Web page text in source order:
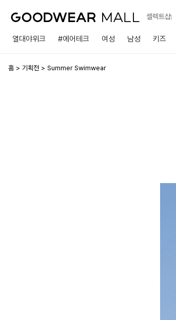
셀렉트샵
열대야위크 #에어테크 여성 남성 키즈
홈 기획전 Summer Swimwear